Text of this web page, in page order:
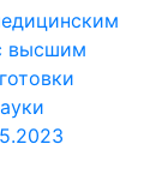
высшим